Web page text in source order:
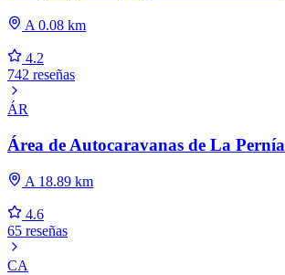
A 0.08 km
4.2
742 reseñas
ÁR
Área de Autocaravanas de La Pernía
A 18.89 km
4.6
65 reseñas
CA